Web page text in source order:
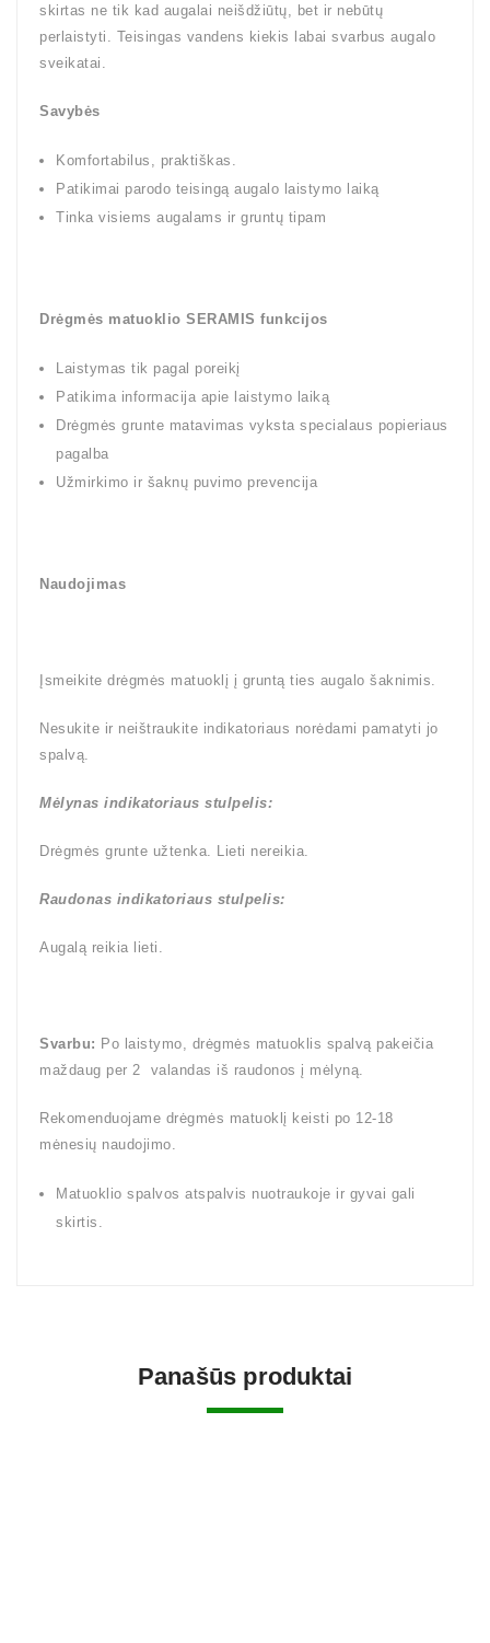
skirtas ne tik kad augalai neišdžiūtų, bet ir nebūtų
perlaistyti. Teisingas vandens kiekis labai svarbus augalo
sveikatai.
Savybės
Komfortabilus, praktiškas.
Patikimai parodo teisingą augalo laistymo laiką
Tinka visiems augalams ir gruntų tipam
Drėgmės matuoklio SERAMIS funkcijos
Laistymas tik pagal poreikį
Patikima informacija apie laistymo laiką
Drėgmės grunte matavimas vyksta specialaus popieriaus
pagalba
Užmirkimo ir šaknų puvimo prevencija
Naudojimas
Įsmeikite drėgmės matuoklį į gruntą ties augalo šaknimis.
Nesukite ir neištraukite indikatoriaus norėdami pamatyti jo
spalvą.
Mėlynas indikatoriaus stulpelis:
Drėgmės grunte užtenka. Lieti nereikia.
Raudonas indikatoriaus stulpelis:
Augalą reikia lieti.
Svarbu: Po laistymo, drėgmės matuoklis spalvą pakeičia
maždaug per 2 valandas iš raudonos į mėlyną.
Rekomenduojame drėgmės matuoklį keisti po 12-18
mėnesių naudojimo.
Matuoklio spalvos atspalvis nuotraukoje ir gyvai gali
skirtis.
Panašūs produktai